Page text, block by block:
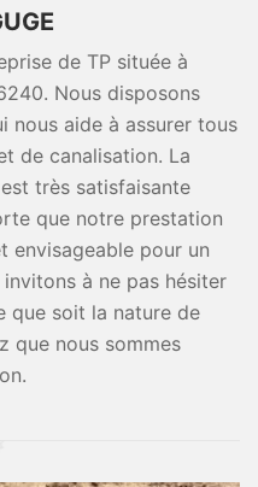
de TP située à
Nous disposons
nous aide à assurer tous
de canalisation. La
très satisfaisante
que notre prestation
envisageable pour un
à ne pas hésiter
que soit la nature de
que nous sommes